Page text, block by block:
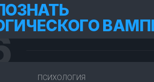
ПСИХОЛОГИЯ